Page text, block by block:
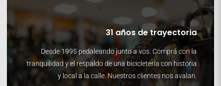
31 años de trayectoria
Desde 1995 pedaleando junto a vos. Comprá con la
tranquilidad y el respaldo de una bicicletería con historia
y local a la calle. Nuestros clientes nos avalan.